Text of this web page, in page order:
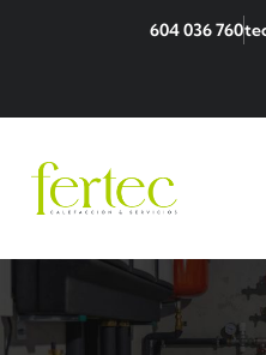
604 036 760